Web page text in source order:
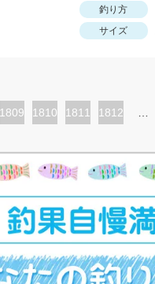
釣り方
サイズ
ペ
1809
ペ
1810
ペ
1811
ペ
1812